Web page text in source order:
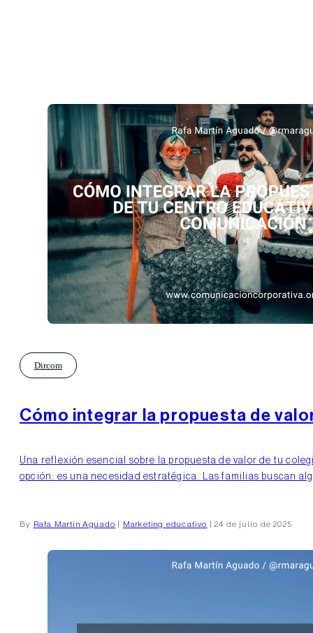
Dircom
Cómo integrar la propuesta de
Una reflexión esencial sobre la propuesta de valor de tu
opción: es una necesidad estratégica. Las familias buscan
By Rafa Martín Aguado Marketing educativo | 24 de julio de 2025